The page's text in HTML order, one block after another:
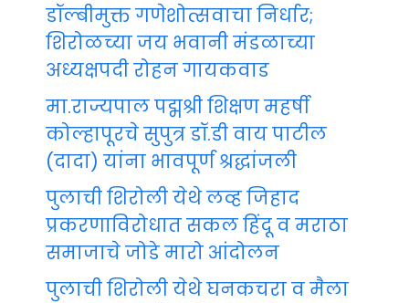
डॉल्बीमुक्त गणेशोत्सवाचा निर्धार;
शिरोळच्या जय भवानी मंडळाच्या
अध्यक्षपदी रोहन गायकवाड
मा.राज्यपाल पद्मश्री शिक्षण महर्षी
कोल्हापूरचे सुपुत्र डॉ.डी वाय पाटील
(दादा) यांना भावपूर्ण श्रद्धांजली
पुलाची शिरोली येथे लव्ह जिहाद
प्रकरणाविरोधात सकल हिंदू व मराठा
समाजाचे जोडे मारो आंदोलन
पुलाची शिरोली येथे घनकचरा व मैला